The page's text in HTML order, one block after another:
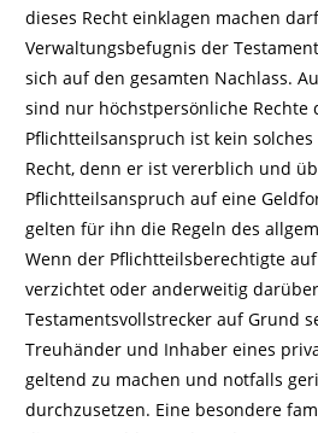
dieses Recht einklagen machen
Verwaltungsbefugnis der
sich auf den gesamten Nachlass.
sind nur höchstpersönliche Rechte
Pflichtteilsanspruch ist kein
Recht, denn er ist vererblich und
Pflichtteilsanspruch auf eine
gelten für ihn die Regeln des
Wenn der Pflichtteilsberechtigte
verzichtet oder anderweitig
Testamentsvollstrecker auf Grund
Treuhänder und Inhaber eines
geltend zu machen und notfalls
durchzusetzen. Eine besondere